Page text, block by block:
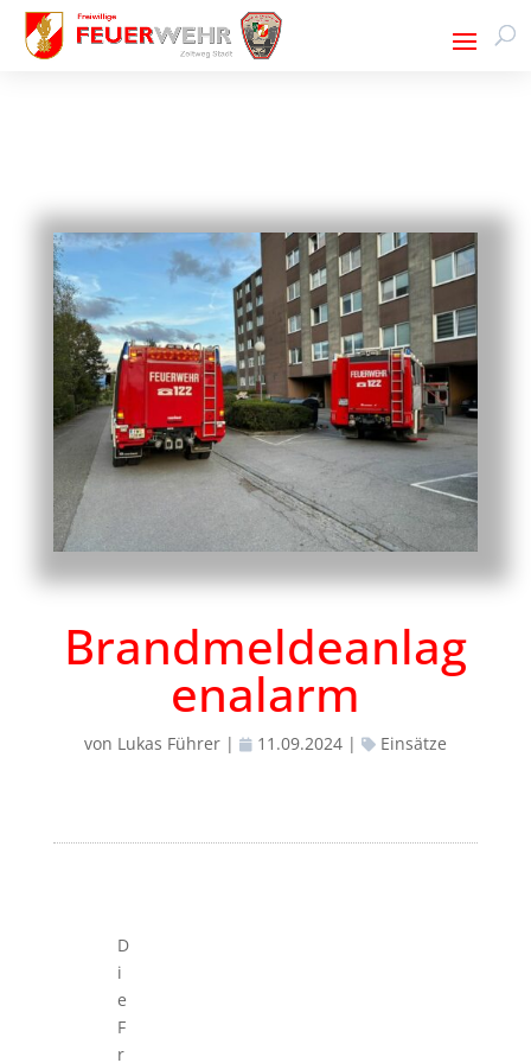
Brandmeldeanlag
enalarm
von Lukas Führer| 11.09.2024| Einsätze
D
i
e
F
r